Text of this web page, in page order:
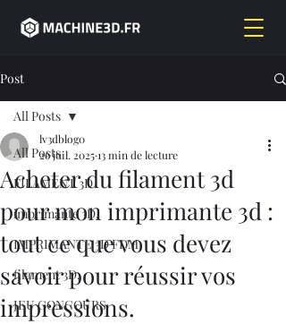
Post
All Posts
FILAMENT 3D
imprimante 3D,
IMPRIMANTE 3D FDM
filament 3D,
JEU CONCOURS
All Posts
Acheter du filament 3d
pour mon imprimante 3d :
tout ce que vous devez
savoir pour réussir vos
impressions.
lv3dblog0
26 juil. 202513 min de lecture